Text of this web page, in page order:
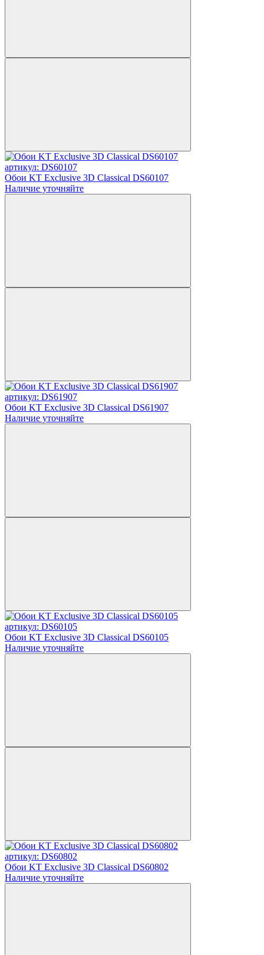
артикул: DS60107
Обои KT Exclusive 3D Classical DS60107
Наличие уточняйте
артикул: DS61907
Обои KT Exclusive 3D Classical DS61907
Наличие уточняйте
артикул: DS60105
Обои KT Exclusive 3D Classical DS60105
Наличие уточняйте
артикул: DS60802
Обои KT Exclusive 3D Classical DS60802
Наличие уточняйте